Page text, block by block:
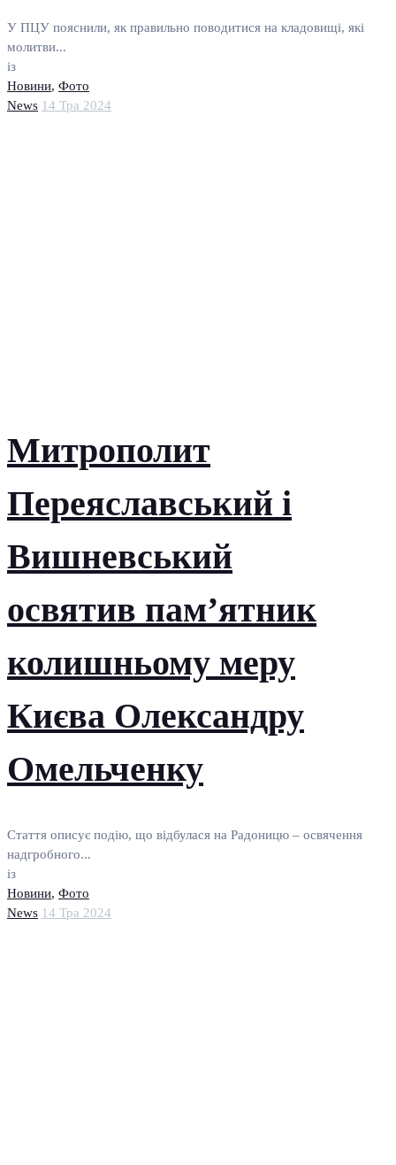
У ПЦУ пояснили, як правильно поводитися на кладовищі, які
молитви...
із
Новини, Фото
News 14 Тра 2024
Митрополит
Переяславський і
Вишневський
освятив пам’ятник
колишньому меру
Києва Олександру
Омельченку
Стаття описує подію, що відбулася на Радоницю – освячення
надгробного...
із
Новини, Фото
News 14 Тра 2024